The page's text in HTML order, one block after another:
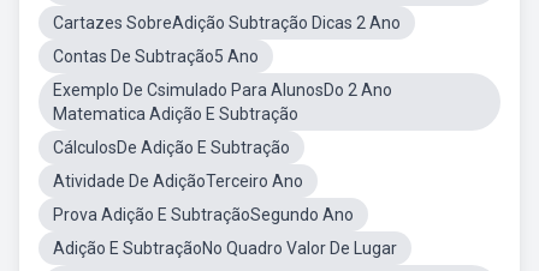
Cartazes SobreAdição Subtração Dicas 2 Ano
Contas De Subtração5 Ano
Exemplo De Csimulado Para AlunosDo 2 Ano
Matematica Adição E Subtração
CálculosDe Adição E Subtração
Atividade De AdiçãoTerceiro Ano
Prova Adição E SubtraçãoSegundo Ano
Adição E SubtraçãoNo Quadro Valor De Lugar